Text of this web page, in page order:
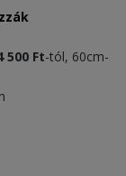
500 Ft-tól, 60cm-